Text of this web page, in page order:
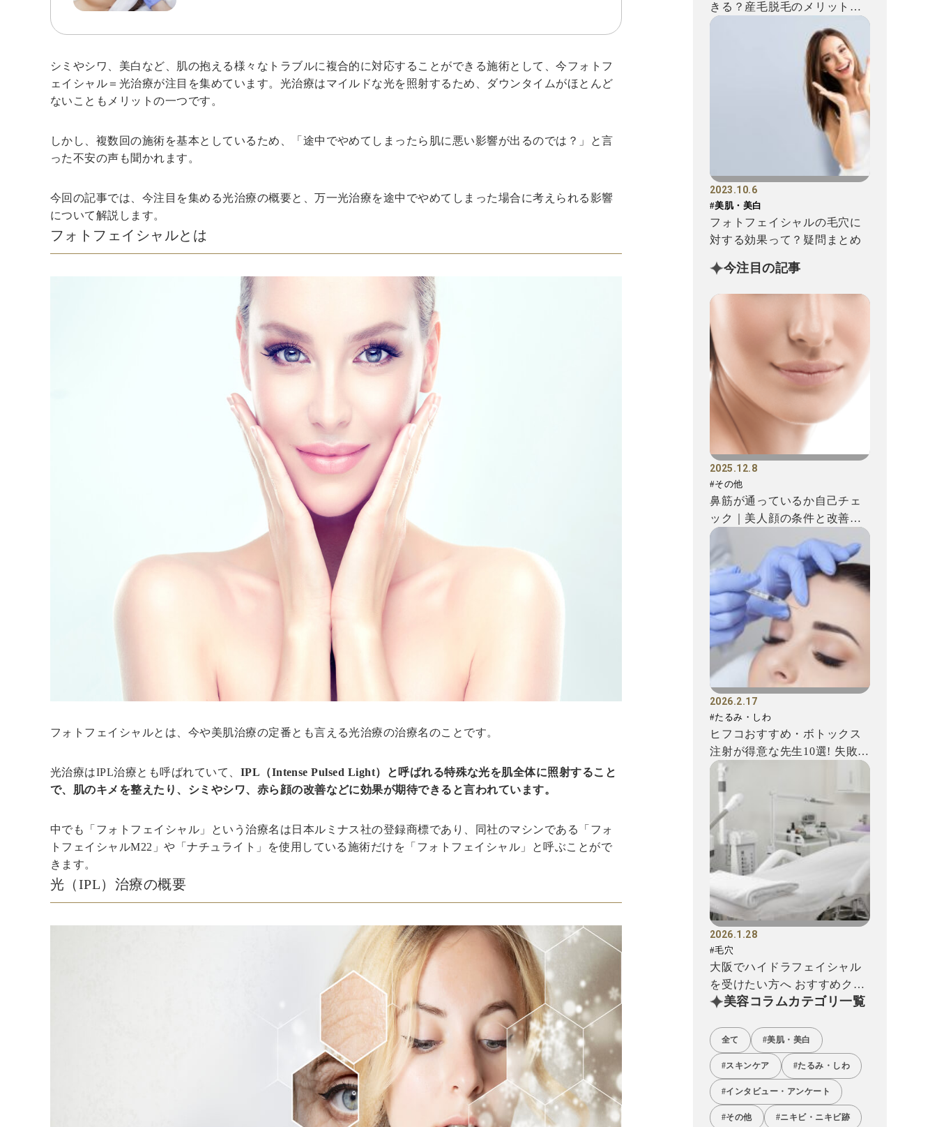
シミやシワ、美白など、肌の抱える様々なトラブルに複合的に対応することができる施術として、今フォトフ
ェイシャル＝光治療が注目を集めています。光治療はマイルドな光を照射するため、ダウンタイムがほとんど
ないこともメリットの一つです。
しかし、複数回の施術を基本としているため、「途中でやめてしまったら肌に悪い影響が出るのでは？」と言
った不安の声も聞かれます。
今回の記事では、今注目を集める光治療の概要と、万一光治療を途中でやめてしまった場合に考えられる影響
について解説します。
フォトフェイシャルとは
フォトフェイシャルとは、今や美肌治療の定番とも言える光治療の治療名のことです。
光治療はIPL治療とも呼ばれていて、 IPL（Intense Pulsed Light）と呼ばれる特殊な光を肌全体に照射すること
で、肌のキメを整えたり、シミやシワ、赤ら顔の改善などに効果が期待できると言われています。
中でも「フォトフェイシャル」という治療名は日本ルミナス社の登録商標であり、同社のマシンである「フォ
トフェイシャルM22」や「ナチュライト」を使用している施術だけを「フォトフェイシャル」と呼ぶことがで
きます。
光（IPL）治療の概要
2023.10.6
#美肌・美白
フォトフェイシャルの毛穴に
対する効果って？疑問まとめ
きる？産毛脱毛のメリットや
注意点をご紹介
今注目の記事
2025.12.8
#その他
鼻筋が通っているか自己チェ
ック｜美人顔の条件と改善方
法を解説
2026.2.17
#たるみ・しわ
ヒフコおすすめ・ボトックス
注射が得意な先生10選! 失敗を
避けるための注意点もご...
2026.1.28
#毛穴
大阪でハイドラフェイシャル
を受けたい方へ おすすめクリ
ニック12選!
美容コラムカテゴリ一覧
全て #美肌・美白
#スキンケア #たるみ・しわ
#インタビュー・アンケート
#その他 #ニキビ・ニキビ跡